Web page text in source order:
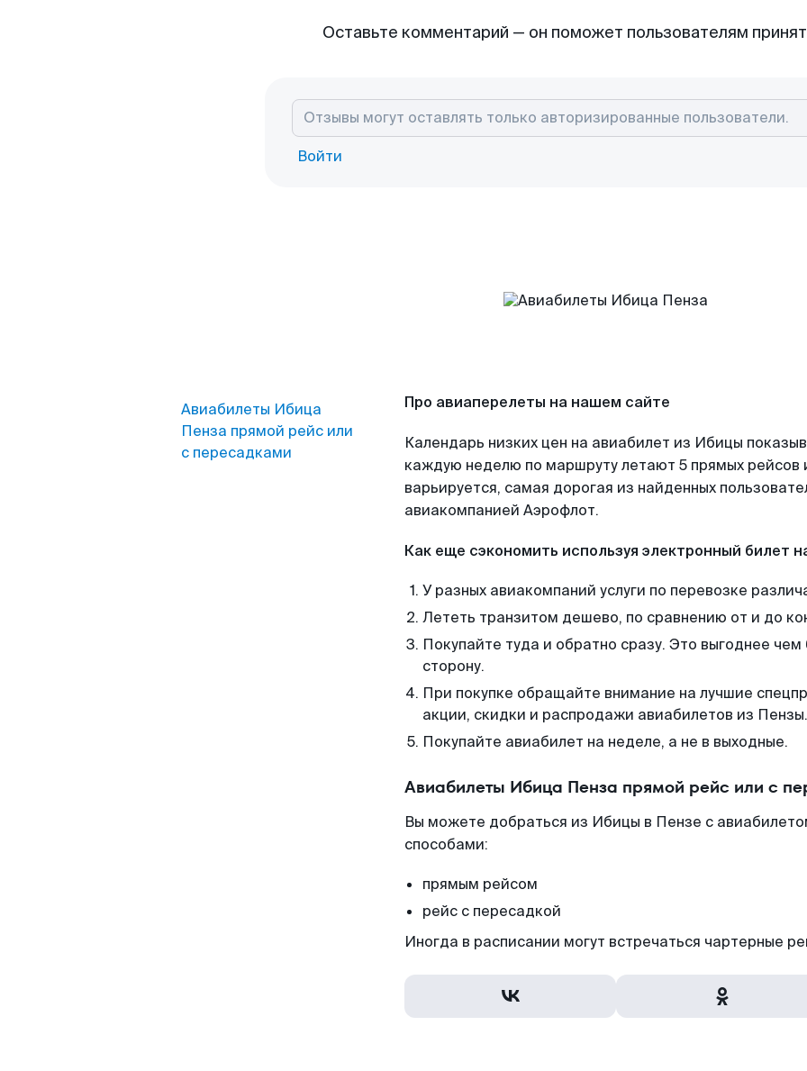
Оставьте комментарий — он поможет пользователям
Войти
Авиабилеты Ибица
Пенза прямой рейс или
с пересадками
Про авиаперелеты на нашем сайте
Календарь низких цен на авиабилет из Ибицы
каждую неделю по маршруту летают 5 прямых рейсов
варьируется, самая дорогая из найденных
авиакомпанией Аэрофлот.
Как еще сэкономить используя электронный билет
У разных авиакомпаний услуги по перевозке
Лететь транзитом дешево, по сравнению от и до
Покупайте туда и обратно сразу. Это выгоднее
сторону.
При покупке обращайте внимание на лучшие
акции, скидки и распродажи авиабилетов из Пензы.
Покупайте авиабилет на неделе, а не в выходные.
Авиабилеты Ибица Пенза прямой рейс или с
Вы можете добраться из Ибицы в Пензе с
способами:
прямым рейсом
рейс с пересадкой
Иногда в расписании могут встречаться чартерные